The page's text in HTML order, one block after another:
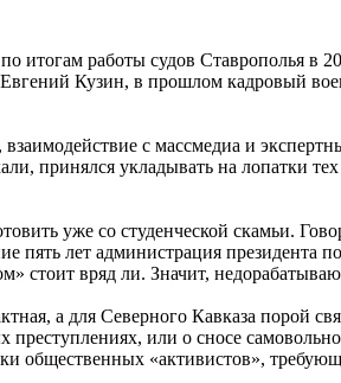
итогам работы судов Ставрополья в
Кузин, в прошлом кадровый
с массмедиа и
принялся укладывать на лопатки
уже со студенческой скамьи.
пять лет администрация президента
стоит вряд ли. Значит,
а для Северного Кавказа порой
или о сносе
общественных «активистов»,